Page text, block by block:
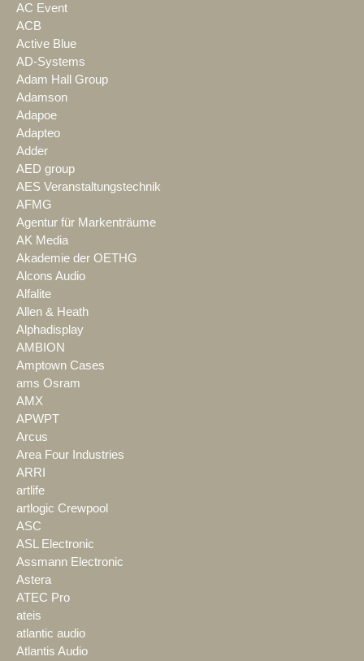
AC Event
ACB
Active Blue
AD-Systems
Adam Hall Group
Adamson
Adapoe
Adapteo
Adder
AED group
AES Veranstaltungstechnik
AFMG
Agentur für Markenträume
AK Media
Akademie der OETHG
Alcons Audio
Alfalite
Allen & Heath
Alphadisplay
AMBION
Amptown Cases
ams Osram
AMX
APWPT
Arcus
Area Four Industries
ARRI
artlife
artlogic Crewpool
ASC
ASL Electronic
Assmann Electronic
Astera
ATEC Pro
ateis
atlantic audio
Atlantis Audio